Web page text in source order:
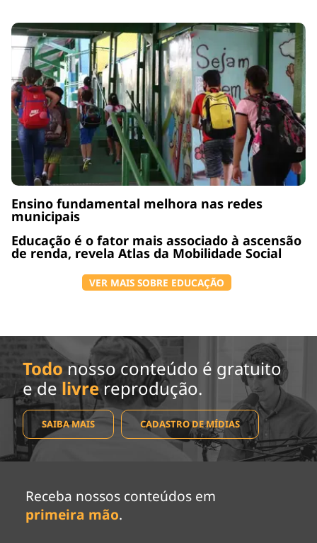
Ensino fundamental melhora nas redes
municipais
Educação é o fator mais associado à ascensão
de renda, revela Atlas da Mobilidade Social
VER MAIS SOBRE EDUCAÇÃO
Todo nosso conteúdo é gratuito
e de livrereprodução.
SAIBA MAIS CADASTRO DE MÍDIAS
Receba nossos conteúdos em
primeira mão.